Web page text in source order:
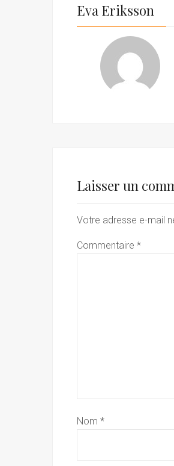
Eva Eriksson
Laisser un
Votre adresse e-mail
Commentaire *
Nom *